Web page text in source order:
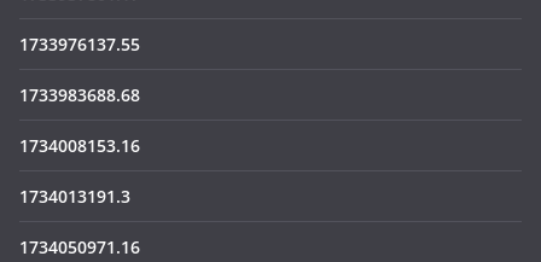
1733976137.55
1733983688.68
1734008153.16
1734013191.3
1734050971.16